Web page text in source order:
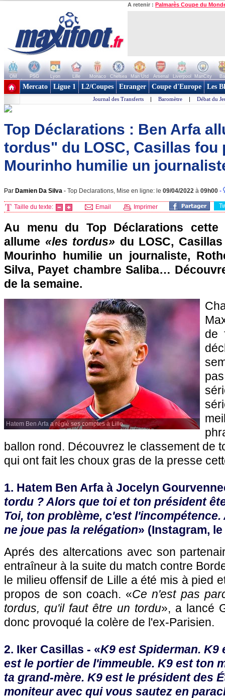
A retenir : Palmarès Coupe du
OM PSG Lyon Lille Monaco Chelsea Man Utd Arsenal Liverpool ManCity
+ de clubs
Mercato Ligue 1 L2/Coupes Etranger Coupe d'Europe Les
Journal des Transferts | Baromètre | Débat du
Top Déclarations : Ben Arfa
tordus" du LOSC, Casillas fou
Mourinho humilie un
Par Damien Da Silva - Top Declarations, Mise en ligne: le 09/04/2022 à 09h00 -
Taille du texte: Email Imprimer
Au menu du Top Déclarations cette
allume «les tordus» du LOSC,
Mourinho humilie un journaliste,
Silva, Payet chambre Saliba…
de la semaine.
Hatem Ben Arfa a réglé ses comptes à Lille.
de
ballon rond. Découvrez le classement de
qui ont fait les choux gras de la presse
1. Hatem Ben Arfa à Jocelyn
tordu ? Alors que toi et ton président
Toi, ton problème, c'est l'incompétence.
ne joue pas la relégation» (Instagram, le
Aprés des altercations avec son
entraîneur à la suite du match contre
le milieu offensif de Lille a été mis à pied
propos de son coach. «Ce n'est pas
tordus, qu'il faut être un tordu», a lancé
donc provoqué la colère de l'ex-Parisien.
2. Iker Casillas - «K9 est Spiderman. K9
est le portier de l'immeuble. K9 est ton
ta grand-mère. K9 est le président des
moniteur avec qui vous sautez en